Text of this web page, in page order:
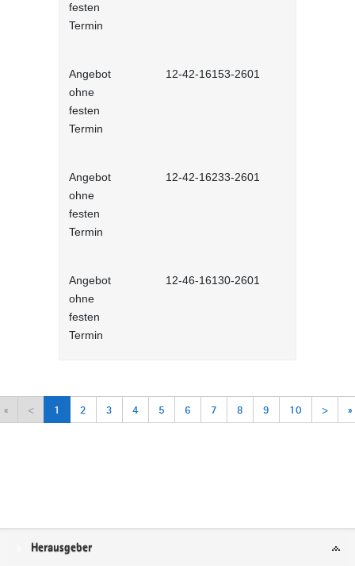
festen
Termin
Angebot
ohne
festen
Termin
12-42-16153-2601
Angebot
ohne
festen
Termin
12-42-16233-2601
Angebot
ohne
festen
Termin
12-46-16130-2601
« < 1 2 3 4 5 6 7 8 9 10 > »
Service
Herausgeber